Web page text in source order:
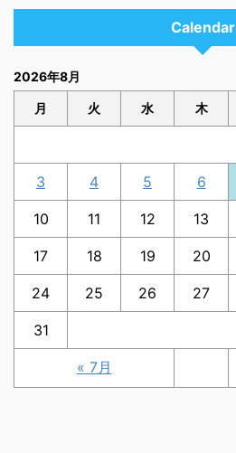
Calendar
2026年8月
月 火 水 木
« 7月
3 4 5 6
10 11 12 13
17 18 19 20
24 25 26 27
31